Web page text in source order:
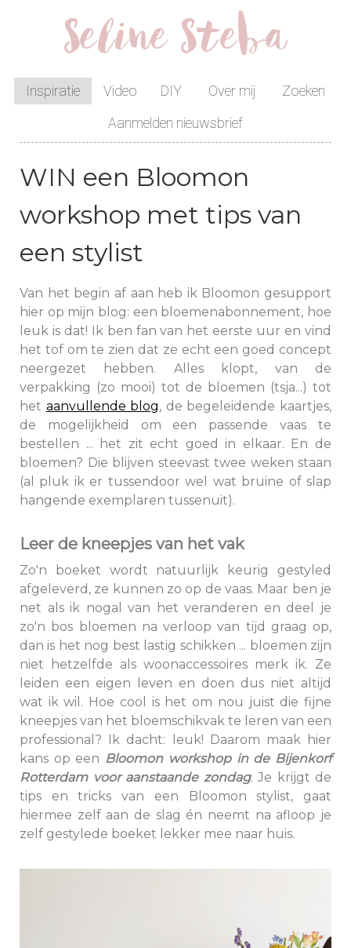
Seline Steba
Inspiratie Video DIY Over mij
Zoeken
Aanmelden nieuwsbrief
WIN een Bloomon
workshop met tips van
een stylist
Van het begin af aan heb ik Bloomon gesupport
hier op mijn blog: een bloemenabonnement, hoe
leuk is dat! Ik ben fan van het eerste uur en vind
het tof om te zien dat ze echt een goed concept
neergezet hebben. Alles klopt, van de
verpakking (zo mooi) tot de bloemen (tsja...) tot
het aanvullende blog, de begeleidende kaartjes,
de mogelijkheid om een passende vaas te
bestellen ... het zit echt goed in elkaar. En de
bloemen? Die blijven steevast twee weken staan
(al pluk ik er tussendoor wel wat bruine of slap
hangende exemplaren tussenuit).
Leer de kneepjes van het vak
Zo'n boeket wordt natuurlijk keurig gestyled
afgeleverd, ze kunnen zo op de vaas. Maar ben je
net als ik nogal van het veranderen en deel je
zo'n bos bloemen na verloop van tijd graag op,
dan is het nog best lastig schikken ... bloemen zijn
niet hetzelfde als woonaccessoires merk ik. Ze
leiden een eigen leven en doen dus niet altijd
wat ik wil. Hoe cool is het om nou juist die fijne
kneepjes van het bloemschikvak te leren van een
professional? Ik dacht: leuk! Daarom maak hier
kans op een Bloomon workshop in de Bijenkorf
Rotterdam voor aanstaande zondag. Je krijgt de
tips en tricks van een Bloomon stylist, gaat
hiermee zelf aan de slag én neemt na afloop je
zelf gestylede boeket lekker mee naar huis.